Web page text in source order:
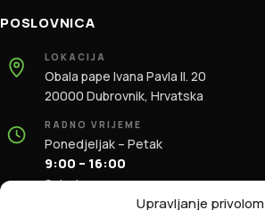
Upravljanje privolom
POSLOVNICA
LOKACIJA
Obala pape Ivana Pavla II. 20
20000 Dubrovnik, Hrvatska
RADNO VRIJEME
Ponedjeljak – Petak
9:00 – 16:00
Subota